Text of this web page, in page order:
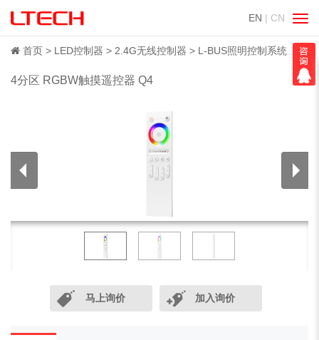
EN | CN
切
换
导
航
首页 LED控制器 2.4G无线控制器 L-BUS照明控制系统
4分区 RGBW触摸遥控器 Q4
马上询价 加入询价